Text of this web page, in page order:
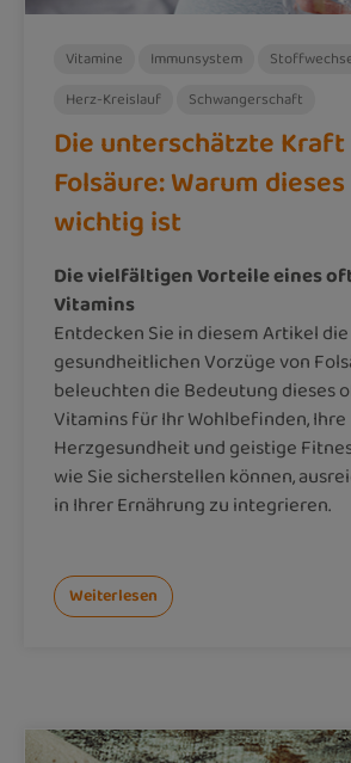
Vitamine Immunsystem
Herz-Kreislauf
Schwangerschaft
Die unterschätzte Kraft
Folsäure: Warum
wichtig ist
Die vielfältigen Vorteile eines
Vitamins
Entdecken Sie in diesem Artikel
gesundheitlichen Vorzüge von
beleuchten die Bedeutung dieses
Vitamins für Ihr Wohlbefinden, Ihre
Herzgesundheit und geistige
wie Sie sicherstellen können,
in Ihrer Ernährung zu integrieren.
Weiterlesen